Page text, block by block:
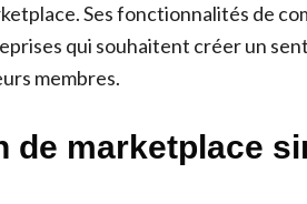
Ses fonctionnalités de
qui souhaitent créer un
membres.
de marketplace